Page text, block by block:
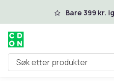
Hopp til hovedinnhold
Bare 399 kr.
Søk etter produkter